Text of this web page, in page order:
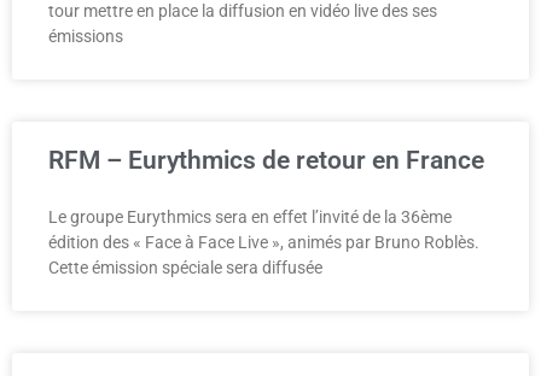
tour mettre en place la diffusion en vidéo live des ses
émissions
RFM – Eurythmics de retour en France
Le groupe Eurythmics sera en effet l’invité de la 36ème
édition des « Face à Face Live », animés par Bruno Roblès.
Cette émission spéciale sera diffusée